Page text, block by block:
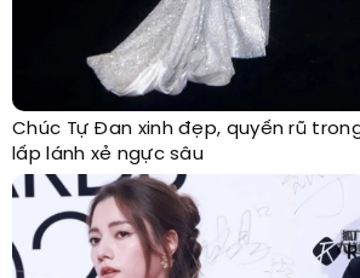
Chúc Tự Đan xinh đẹp, quyến rũ
lấp lánh xẻ ngực sâu